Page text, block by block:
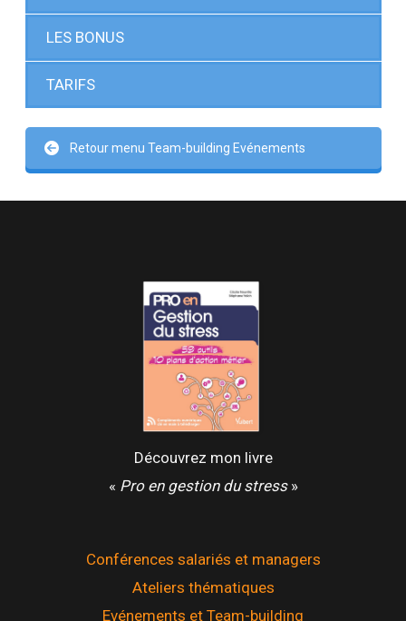
LES BONUS
TARIFS
Retour menu Team-building Evénements
Découvrez mon livre
« Pro en gestion du stress»
Conférences salariés et managers
Ateliers thématiques
Evénements et Team-building